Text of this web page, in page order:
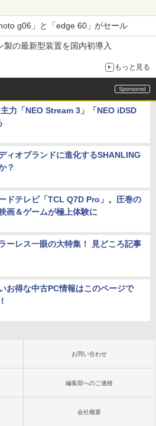
g06」と「edge 60」がセール
の最新型装置を国内初導入
もっと見る
力「NEO Stream 3」「NEO iDSD
ィオブランドに進化するSHANLING
？
ドテレビ「TCL Q7D Pro」。圧巻の
画＆ゲームが極上体験に
ーレス一眼の大特集！ 見どころ記事
お得な中古PC情報はこのページで
お問い合わせ
編集部へのご連絡
会社概要